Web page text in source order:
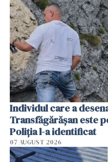
Individul care a
Transfăgărășan este
Poliția l-a identificat
07 AUGUST 2026